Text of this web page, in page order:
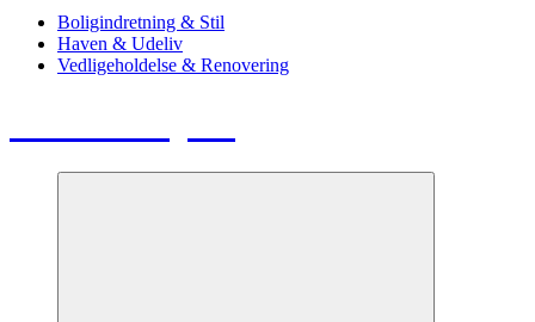
Boligindretning & Stil
Haven & Udeliv
Vedligeholdelse & Renovering